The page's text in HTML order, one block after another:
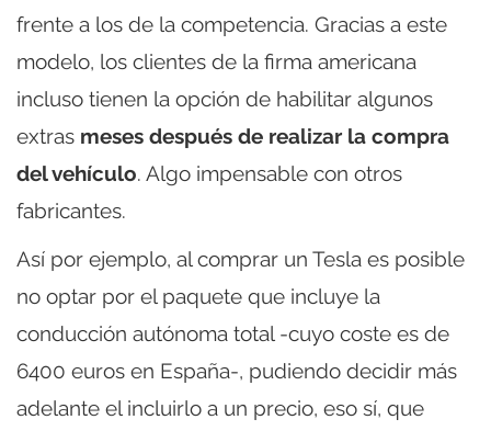
frente a los de la competencia. Gracias a este
modelo, los clientes de la firma americana
incluso tienen la opción de habilitar algunos
extras meses después de realizar la compra
del vehículo. Algo impensable con otros
fabricantes.
Así por ejemplo, al comprar un Tesla es posible
no optar por el paquete que incluye la
conducción autónoma total -cuyo coste es de
6400 euros en España-, pudiendo decidir más
adelante el incluirlo a un precio, eso sí, que